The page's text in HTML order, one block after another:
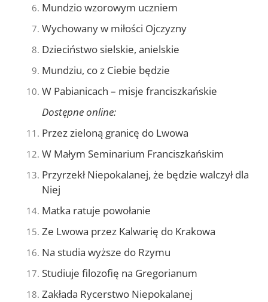
Mundzio wzorowym uczniem
Wychowany w miłości Ojczyzny
Dzieciństwo sielskie, anielskie
Mundziu, co z Ciebie będzie
W Pabianicach – misje franciszkańskie
Dostępne online:
Przez zieloną granicę do Lwowa
W Małym Seminarium Franciszkańskim
Przyrzekł Niepokalanej, że będzie walczył dla
Niej
Matka ratuje powołanie
Ze Lwowa przez Kalwarię do Krakowa
Na studia wyższe do Rzymu
Studiuje filozofię na Gregorianum
Zakłada Rycerstwo Niepokalanej